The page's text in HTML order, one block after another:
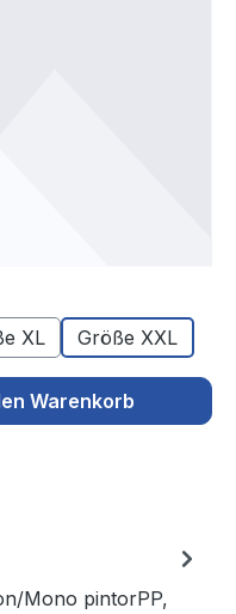
XL Größe XXL
Warenkorb
Mono pintorPP,